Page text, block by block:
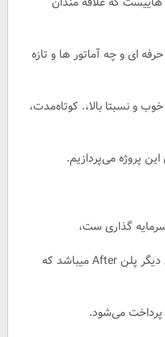
ای و چه آماتور ها و تازه
و نسبتا بالا،. کوتاه‌مدت،
پروژه می‌پردازیم.
که 3 پلن همراه با سود روزانه، و 3پلن دیگر پلن After میباشد که